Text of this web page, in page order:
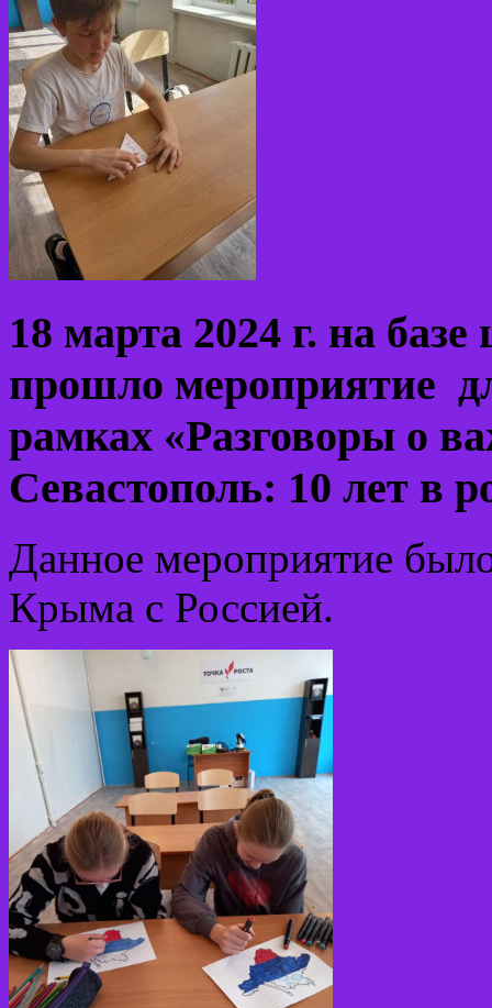
18 марта 2024 г. на
прошло мероприятие
рамках «Разговоры о
Севастополь: 10 лет в
Данное мероприятие
Крыма с Россией.